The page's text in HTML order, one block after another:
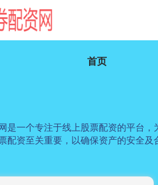
首页
是一个专注于线上股票配资的平台
配资至关重要，以确保资产的安全